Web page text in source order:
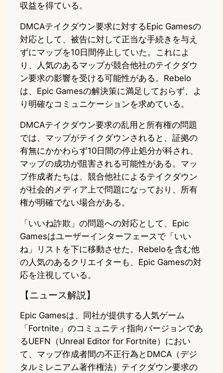
収益を得ている。
DMCAテイクダウン要求に対するEpic Gamesの
対応として、被告に対して正当な手続きを与え
ずにマップを10日間停止していた。これによ
り、人気のあるマップが競合他社のテイクダウ
ン要求の影響を受ける可能性がある。Rebelo
は、Epic Gamesの解決策に満足しておらず、よ
り明確なコミュニケーションを求めている。
DMCAテイクダウン要求の乱用と所有権の問題
では、マップがテイクダウンされると、証拠の
有無にかかわらず10日間の停止処分が科され、
マップの成功が阻害される可能性がある。マッ
プ作成者たちは、競合他社によるテイクダウン
が社会的メディア上で問題になっており、所有
権が明確でない場合がある。
「いいね詐欺」の問題への対応として、Epic
Gamesはユーザーインターフェースで「いい
ね」リストを下に移動させた。Rebeloを含む他
の人気のあるクリエイターも、Epic Gamesの対
応を注視している。
【ニュース解説】
Epic Gamesは、同社が提供する人気ゲーム
「Fortnite」のコミュニティ指向バージョンであ
るUEFN（Unreal Editor for Fortnite）におい
て、マップ作成者間の不正行為とDMCA（デジ
タルミレニアム著作権法）テイクダウン要求の